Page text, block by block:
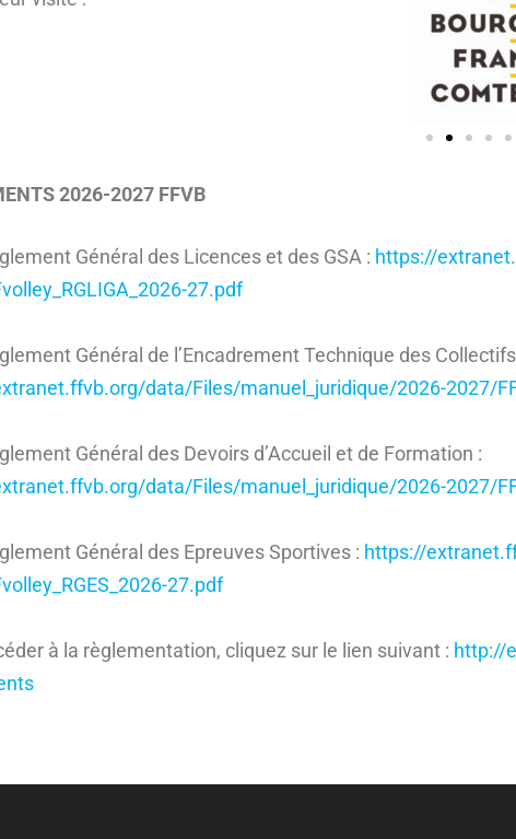
2026-2027 FFVB
Général des Licences et des GSA : https://
27.pdf
Général de l’Encadrement Technique des
data/Files/manuel_juridique/2026-2027/
Général des Devoirs d’Accueil et de Formation :
data/Files/manuel_juridique/2026-2027/
Général des Epreuves Sportives : https://
27.pdf
à la règlementation, cliquez sur le lien suivant : http://